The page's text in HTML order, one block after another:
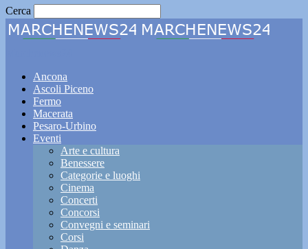
Cerca
Ancona
Ascoli Piceno
Fermo
Macerata
Pesaro-Urbino
Eventi
Arte e cultura
Benessere
Categorie e luoghi
Cinema
Concerti
Concorsi
Convegni e seminari
Corsi